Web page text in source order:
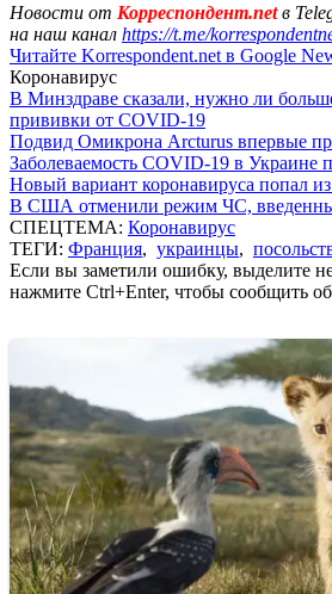
Новости от Корреспондент.netв
на наш канал https://t.me/
Читайте Korrespondent.net в Google
Коронавирус
В Минздраве сказали, нужно ли
прививки от COVID-19
Подвид Омикрона Arcturus впервые
Заболеваемость COVID-19 в Украине
Новый вариант коронавируса попал
В США отменили режим ЧС,
СПЕЦТЕМА: Коронавирус
ТЕГИ: Франция, украинцы,
Если вы заметили ошибку, выделите
нажмите Ctrl+Enter, чтобы сообщить